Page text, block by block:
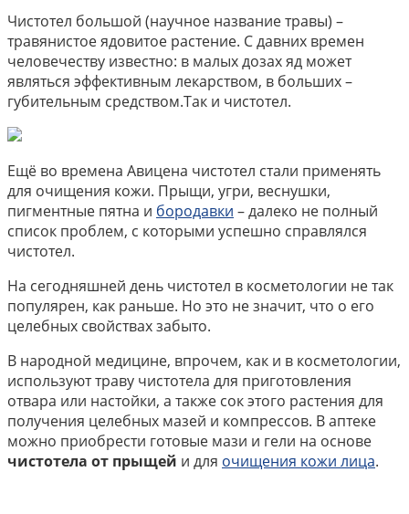
Чистотел большой (научное название травы) –
травянистое ядовитое растение. С давних времен
человечеству известно: в малых дозах яд может
являться эффективным лекарством, в больших –
губительным средством.Так и чистотел.
Ещё во времена Авицена чистотел стали применять
для очищения кожи. Прыщи, угри, веснушки,
пигментные пятна и бородавки – далеко не полный
список проблем, с которыми успешно справлялся
чистотел.
На сегодняшней день чистотел в косметологии не так
популярен, как раньше. Но это не значит, что о его
целебных свойствах забыто.
В народной медицине, впрочем, как и в косметологии,
используют траву чистотела для приготовления
отвара или настойки, а также сок этого растения для
получения целебных мазей и компрессов. В аптеке
можно приобрести готовые мази и гели на основе
чистотела от прыщей и для очищения кожи лица.